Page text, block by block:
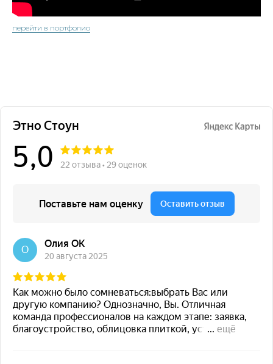
перейти в портфолио